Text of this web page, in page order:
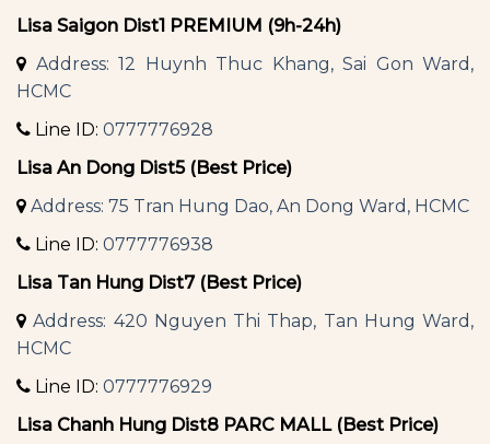
Lisa Saigon Dist1 PREMIUM (9h-24h)
Address: 12 Huynh Thuc Khang, Sai Gon Ward,
HCMC
Line ID: 0777776928
Lisa An Dong Dist5 (Best Price)
Address: 75 Tran Hung Dao, An Dong Ward, HCMC
Line ID: 0777776938
Lisa Tan Hung Dist7 (Best Price)
Address: 420 Nguyen Thi Thap, Tan Hung Ward,
HCMC
Line ID: 0777776929
Lisa Chanh Hung Dist8 PARC MALL (Best Price)